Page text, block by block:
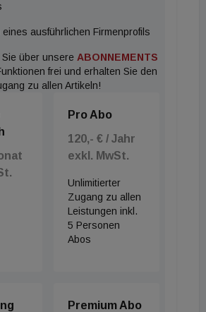
ausführlichen Firmenprofils
Sie über unsere ABONNEMENTS
frei und erhalten Sie den
zu allen Artikeln!
Pro Abo
120,- € / Jahr
exkl. MwSt.
Unlimitierter
Zugang zu allen
Leistungen inkl.
5 Personen
Abos
Premium Abo